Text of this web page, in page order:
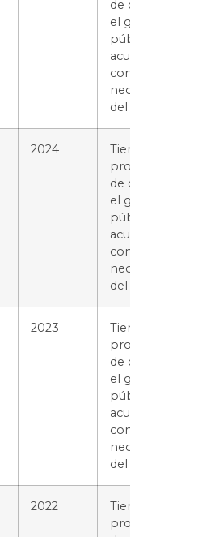
de distribuir
el gasto
público de
acuerdo
con las
necesidades
del servicio.
2024
Tiene el
propósito
de distribuir
el gasto
público de
acuerdo
con las
necesidades
del servicio.
2023
Tiene el
propósito
de distribuir
el gasto
público de
acuerdo
con las
necesidades
del servicio.
2022
Tiene el
propósito